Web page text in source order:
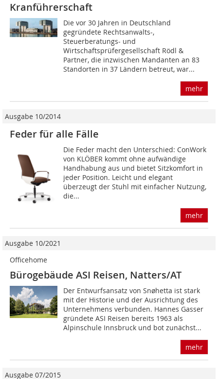
Kranführerschaft
Die vor 30 Jahren in Deutschland
gegründete Rechtsanwalts-,
Steuerberatungs- und
Wirtschaftsprüfergesellschaft Rödl &
Partner, die inzwischen Mandanten an 83
Standorten in 37 Ländern betreut, war...
mehr
Ausgabe 10/2014
Feder für alle Fälle
Die Feder macht den Unterschied: ConWork
von KLÖBER kommt ohne aufwändige
Handhabung aus und bietet Sitzkomfort in
jeder Position. Leicht und elegant
überzeugt der Stuhl mit einfacher Nutzung,
die...
mehr
Ausgabe 10/2021
Officehome
Bürogebäude ASI Reisen, Natters/AT
Der Entwurfsansatz von Snøhetta ist stark
mit der Historie und der Ausrichtung des
Unternehmens verbunden. Hannes Gasser
gründete ASI Reisen bereits 1963 als
Alpinschule Innsbruck und bot zunächst...
mehr
Ausgabe 07/2015